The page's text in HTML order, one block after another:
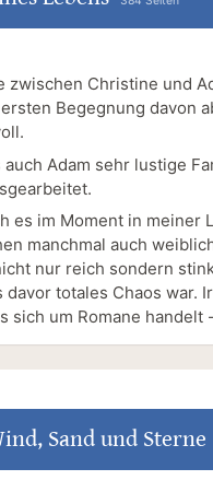
Christine und
Begegnung davon
Adam sehr lustige
es im Moment in meiner
manchmal auch
nur reich sondern
totales Chaos war.
sich um Romane handelt
Sand und Sterne